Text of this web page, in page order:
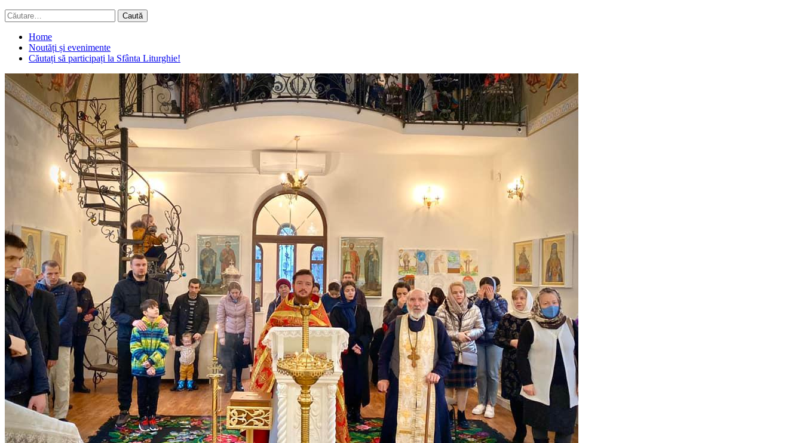
Caută
după:
Home
Noutăți și evenimente
Căutați să participați la Sfânta Liturghie!